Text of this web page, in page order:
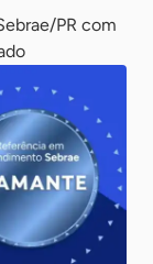
PR com